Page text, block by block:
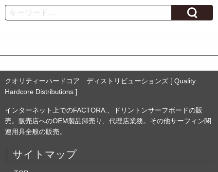
カ
イ
Search
クオリティーハードコア ディストリビューションズ [ Quality
Hardcore Distributions ]
インターネット上でのFACTORA.、ドリントンサーフボードの販
売。販売店へのOEM製品卸売り、代理店業務。その他サーフィン関
連用具全般の販売。
サイトマップ